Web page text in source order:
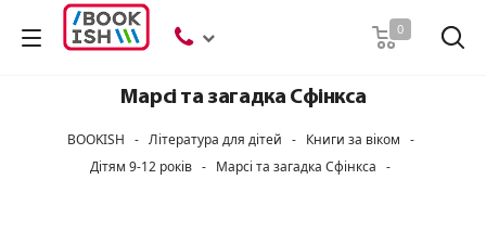
0
Марсі та загадка Сфінкса
BOOKISH - Література для дітей - Книги за віком -
Дітям 9-12 років - Марсі та загадка Сфінкса -